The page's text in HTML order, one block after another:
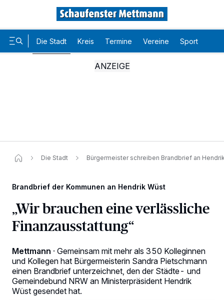
Die Stadt Kreis Termine Vereine Sport
Die Stadt Bürgermeister schreiben Brandbrief an
Brandbrief der Kommunen an Hendrik Wüst
„Wir brauchen eine verlässliche
Finanzausstattung“
Mettmann · Gemeinsam mit mehr als 350 Kolleginnen
und Kollegen hat Bürgermeisterin Sandra Pietschmann
einen Brandbrief unterzeichnet, den der Städte- und
Gemeindebund NRW an Ministerpräsident Hendrik
Wüst gesendet hat.
Wir und unsere
personenbezogene Daten wie Browserdaten oder eindeutige
Kennungen auf Ihrem Gerät zu. Durch Auswahl von OK aktivieren Sie
verarbeiten Daten, um Ihnen Dienste bereitzustellen“ aufgeführten
Zwecke. Wenn Tracker deaktiviert sind, sind manche Inhalte und
Anzeigen möglicherweise nicht mehr so relevant für Sie. Sie können
dieses Menü jederzeit wieder aufrufen, um Ihre Einstellungen zu
ändern oder Ihre Einwilligung zu widerrufen, indem Sie auf den Link
Einstellungen oder Ablehnen am unteren Rand der Webseite klicken.
Ihre Einstellungen gelten innerhalb unseres Website. Weitere